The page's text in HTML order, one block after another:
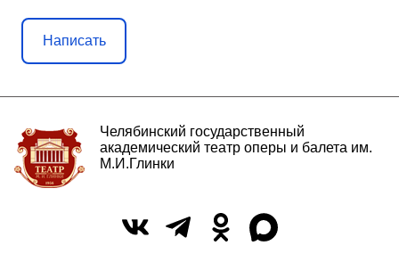
Написать
Челябинский государственный
академический театр оперы и балета им.
М.И.Глинки